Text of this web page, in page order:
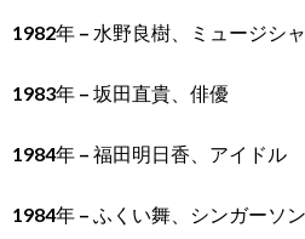
1982年 – 水野良樹、ミュージシ
1983年 – 坂田直貴、俳優
1984年 – 福田明日香、アイドル
1984年 – ふくい舞、シンガーソ